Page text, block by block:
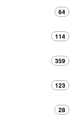
64
114
359
123
28